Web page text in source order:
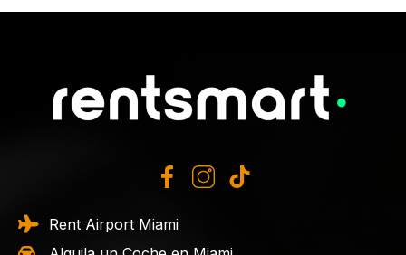
Rent Airport Miami